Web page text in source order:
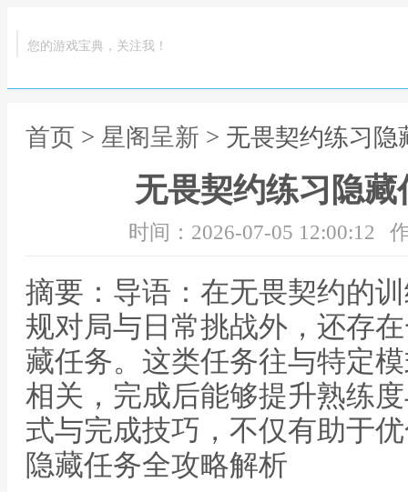
您的游戏宝典，关注我！
首页 > 星阁呈新 > 无畏契约练习
无畏契约练习隐
时间：2026-07-05 12:00:12
摘要：导语：在无畏契约的
规对局与日常挑战外，还存
藏任务。这类任务往与特定
相关，完成后能够提升熟练
式与完成技巧，不仅有助于
隐藏任务全攻略解析